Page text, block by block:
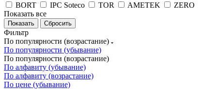
BORT
IPC Soteco TOR AMETEK
ZERO
Показать все
Сбросить
Фильтр
По популярности (возрастание)
По популярности (убывание)
По популярности (возрастание)
По алфавиту (убывание)
По алфавиту (возрастание)
По цене (убывание)